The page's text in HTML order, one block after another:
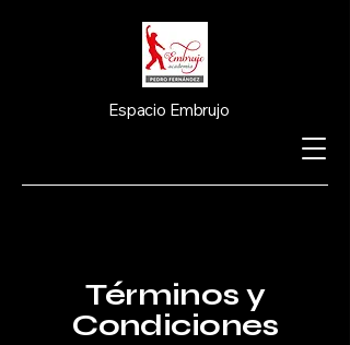
Espacio Embrujo
Términos y
Condiciones